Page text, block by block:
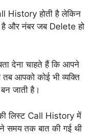
History होती है लेकिन
है और नंबर जब Delete हो
देना चाहते हैं कि आपने
आपको कोई भी व्यक्ति
जाती है।
लिस्ट Call History में
समय तक बात की गई थी